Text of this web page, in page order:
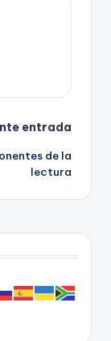
entrada
de la
lectura